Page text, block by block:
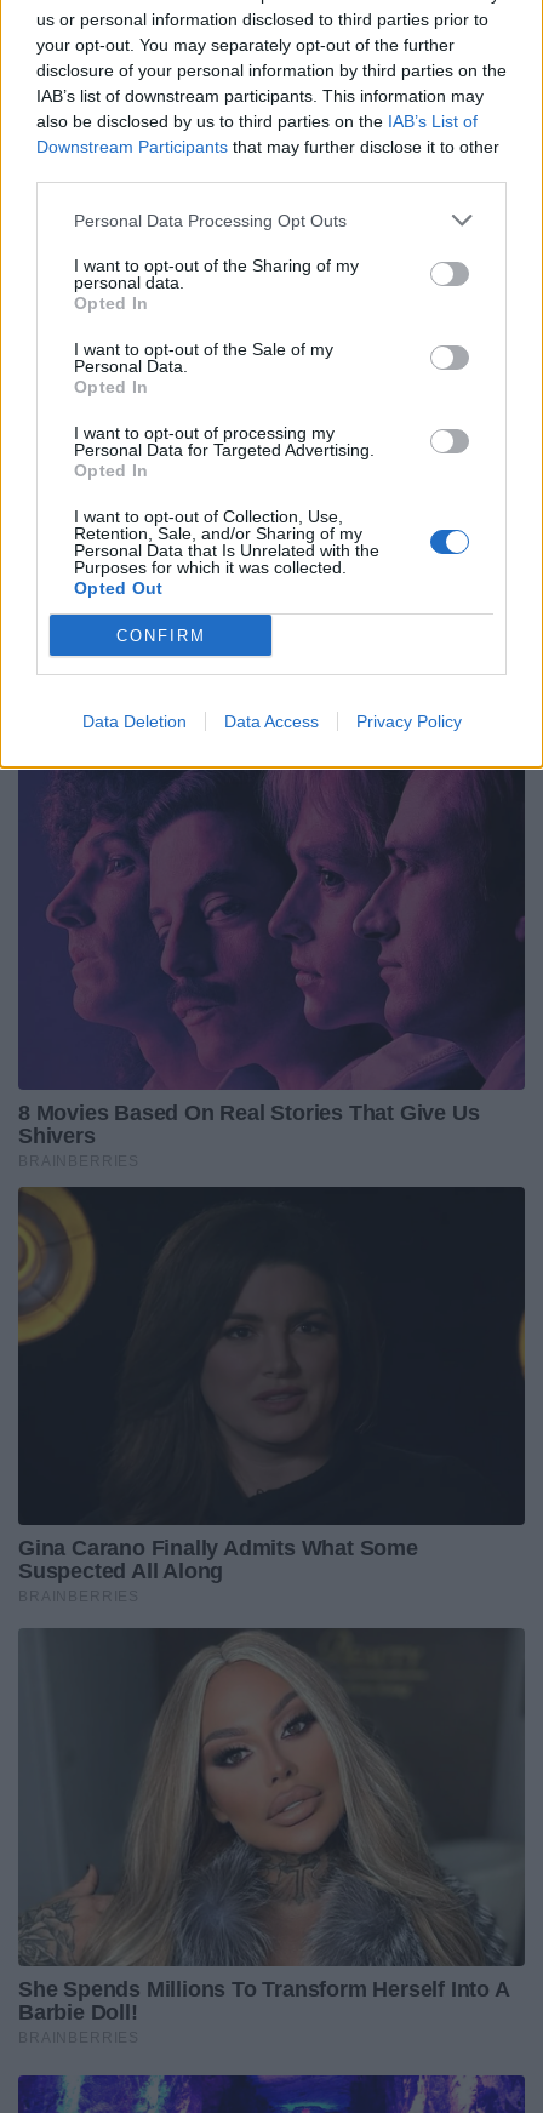
us or personal information disclosed to third parties prior to
your opt-out. You may separately opt-out of the further
disclosure of your personal information by third parties on the
IAB’s list of downstream participants. This information may
also be disclosed by us to third parties on the IAB’s List of
Downstream Participants that may further disclose it to other
Personal Data Processing Opt Outs
I want to opt-out of the Sharing of my
personal data.
Opted In
I want to opt-out of the Sale of my
Personal Data.
Opted In
I want to opt-out of processing my
Personal Data for Targeted Advertising.
Opted In
I want to opt-out of Collection, Use,
Retention, Sale, and/or Sharing of my
Personal Data that Is Unrelated with the
Purposes for which it was collected.
Opted Out
CONFIRM
Data Deletion Data Access Privacy Policy
15 Perugia
15 Livorno
13 Villa Pamphili
10 Napoli Afragola